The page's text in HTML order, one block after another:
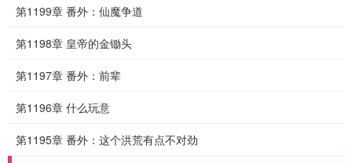
第1199章 番外：仙魔争道
第1198章 皇帝的金锄头
第1197章 番外：前辈
第1196章 什么玩意
第1195章 番外：这个洪荒有点不对劲